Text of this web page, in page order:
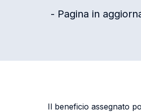
- Pagina in
Il beneficio assegnato